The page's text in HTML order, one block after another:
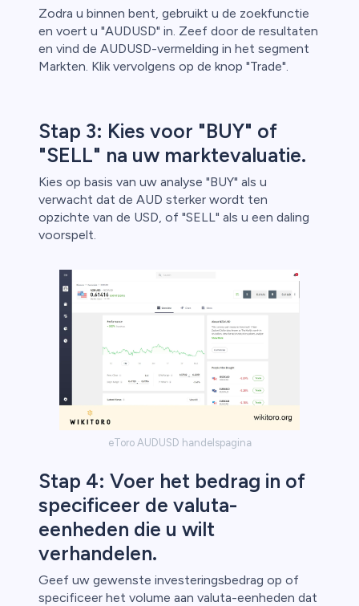
Zodra u binnen bent, gebruikt u de zoekfunctie
en voert u "AUDUSD" in. Zeef door de resultaten
en vind de AUDUSD-vermelding in het segment
Markten. Klik vervolgens op de knop "Trade".
Stap 3: Kies voor "BUY" of
"SELL" na uw marktevaluatie.
Kies op basis van uw analyse "BUY" als u
verwacht dat de AUD sterker wordt ten
opzichte van de USD, of "SELL" als u een daling
voorspelt.
eToro AUDUSD handelspagina
Stap 4: Voer het bedrag in of
specificeer de valuta-
eenheden die u wilt
verhandelen.
Geef uw gewenste investeringsbedrag op of
specificeer het volume aan valuta-eenheden dat